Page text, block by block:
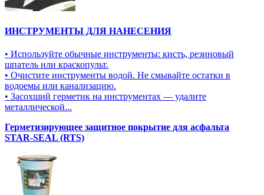
ИНСТРУМЕНТЫ ДЛЯ НАНЕСЕНИЯ
• Используйте обычные инструменты: кисть, резиновый
шпатель или краскопульт.
• Очистите инструменты водой. Не смывайте остатки в
водоемы или канализацию.
• Засохший герметик на инструментах — удалите
металлической...
Герметизирующее защитное покрытие для асфальта
STAR-SEAL (RTS)